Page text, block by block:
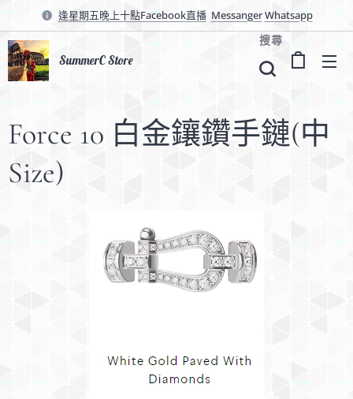
逢星期五晚上十點Facebook直播 MessangerWhatsapp
SummerC Store
搜尋
Force 10 白金鑲鑽手鏈(中
Size)